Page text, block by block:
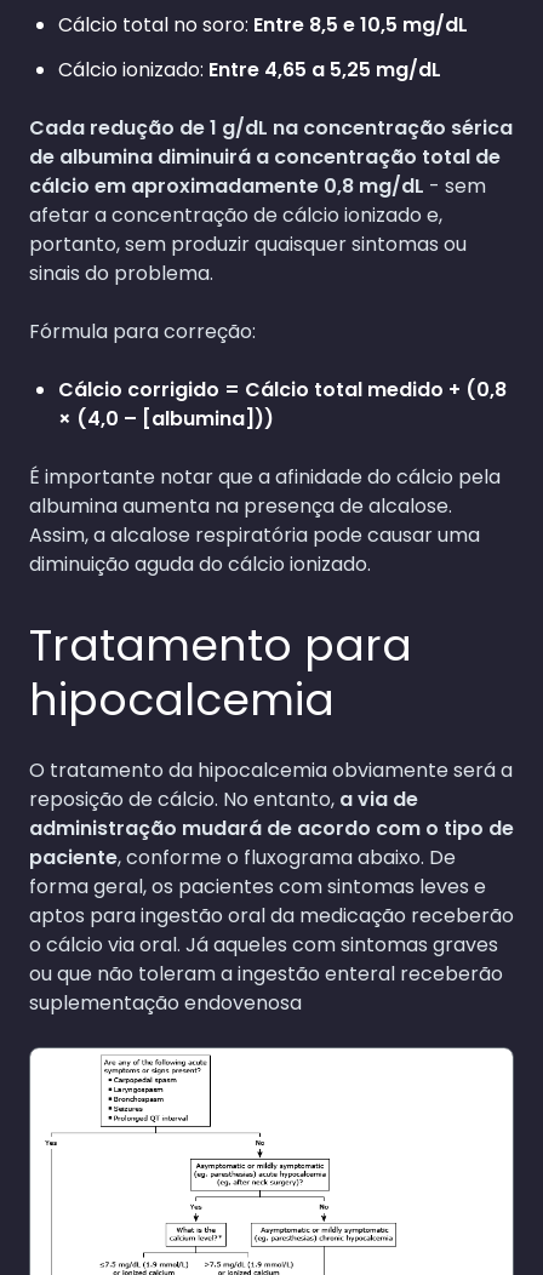
Cálcio total no soro: Entre 8,5 e 10,5 mg/dL
Cálcio ionizado: Entre 4,65 a 5,25 mg/dL
Cada redução de 1 g/dL na concentração sérica
de albumina diminuirá a concentração total de
cálcio em aproximadamente 0,8 mg/dL - sem
afetar a concentração de cálcio ionizado e,
portanto, sem produzir quaisquer sintomas ou
sinais do problema.
Fórmula para correção:
Cálcio corrigido = Cálcio total medido + (0,8
× (4,0 – [albumina]))
É importante notar que a afinidade do cálcio pela
albumina aumenta na presença de alcalose.
Assim, a alcalose respiratória pode causar uma
diminuição aguda do cálcio ionizado.
Tratamento para
hipocalcemia
O tratamento da hipocalcemia obviamente será a
reposição de cálcio. No entanto, a via de
administração mudará de acordo com o tipo de
paciente, conforme o fluxograma abaixo. De
forma geral, os pacientes com sintomas leves e
aptos para ingestão oral da medicação receberão
o cálcio via oral. Já aqueles com sintomas graves
ou que não toleram a ingestão enteral receberão
suplementação endovenosa